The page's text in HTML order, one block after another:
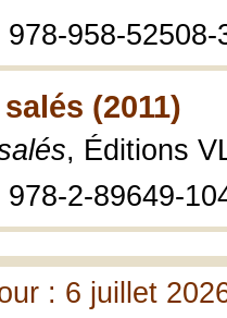
978-958-52508-
(2011)
, Éditions
978-2-89649-
: 6 juillet